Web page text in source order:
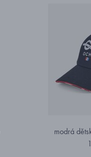
modrá